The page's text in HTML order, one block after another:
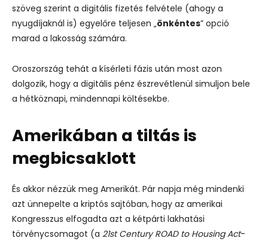
szöveg szerint a digitális fizetés felvétele (ahogy a
nyugdíjaknál is) egyelőre teljesen „önkéntes” opció
marad a lakosság számára.
Oroszország tehát a kísérleti fázis után most azon
dolgozik, hogy a digitális pénz észrevétlenül simuljon bele
a hétköznapi, mindennapi költésekbe.
Amerikában a tiltás is
megbicsaklott
És akkor nézzük meg Amerikát. Pár napja még mindenki
azt ünnepelte a kriptós sajtóban, hogy az amerikai
Kongresszus elfogadta azt a kétpárti lakhatási
törvénycsomagot (a 21st Century ROAD to Housing Act-